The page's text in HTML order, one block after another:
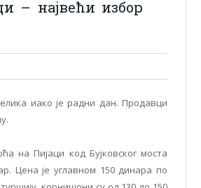
– највећи избор
иако је радни дан. Продавци
на Пијаци код Бујковског моста
Цена је углавном 150 динара по